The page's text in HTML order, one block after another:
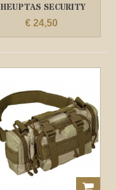
HEUPTAS SECURITY
€ 24,50